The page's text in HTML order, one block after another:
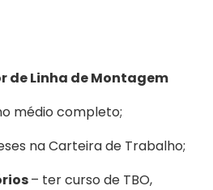
de Linha de Montagem
médio completo;
na Carteira de Trabalho;
– ter curso de TBO,